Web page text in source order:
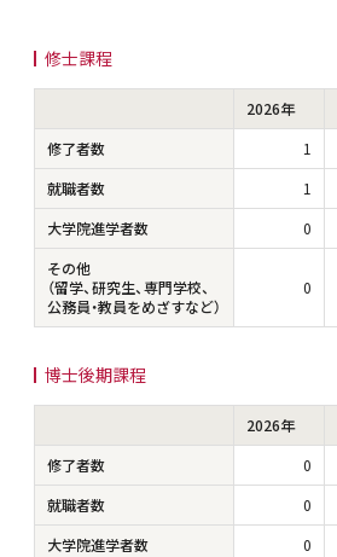
修士課程
2026年
修了者数
1
就職者数
1
大学院進学者数
0
その他
（留学、研究生、専門学校、
公務員・教員をめざすなど）
0
博士後期課程
2026年
修了者数
0
就職者数
0
大学院進学者数
0